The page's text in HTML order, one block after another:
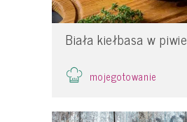
Biała kiełbasa w piwie
mojegotowanie